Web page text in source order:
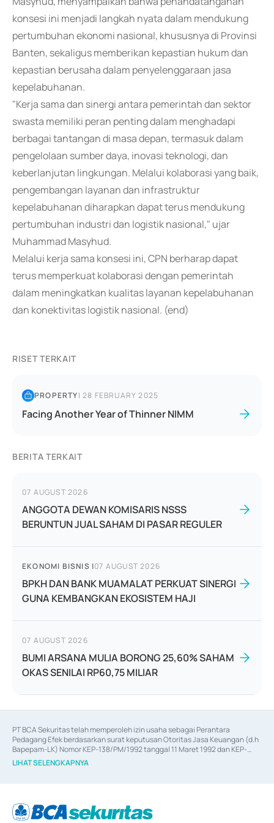
konsesi ini menjadi langkah nyata dalam mendukung
pertumbuhan ekonomi nasional, khususnya di Provinsi
Banten, sekaligus memberikan kepastian hukum dan
kepastian berusaha dalam penyelenggaraan jasa
kepelabuhanan.
"Kerja sama dan sinergi antara pemerintah dan sektor
swasta memiliki peran penting dalam menghadapi
berbagai tantangan di masa depan, termasuk dalam
pengelolaan sumber daya, inovasi teknologi, dan
keberlanjutan lingkungan. Melalui kolaborasi yang baik,
pengembangan layanan dan infrastruktur
kepelabuhanan diharapkan dapat terus mendukung
pertumbuhan industri dan logistik nasional," ujar
Muhammad Masyhud.
Melalui kerja sama konsesi ini, CPN berharap dapat
terus memperkuat kolaborasi dengan pemerintah
dalam meningkatkan kualitas layanan kepelabuhanan
dan konektivitas logistik nasional. (end)
RISET TERKAIT
PROPERTY|28 FEBRUARY 2025
Facing Another Year of Thinner NIMM
BERITA TERKAIT
07 AUGUST 2026
ANGGOTA DEWAN KOMISARIS NSSS
BERUNTUN JUAL SAHAM DI PASAR REGULER
EKONOMI BISNIS |07 AUGUST 2026
BPKH DAN BANK MUAMALAT PERKUAT SINERGI
GUNA KEMBANGKAN EKOSISTEM HAJI
07 AUGUST 2026
BUMI ARSANA MULIA BORONG 25,60% SAHAM
OKAS SENILAI RP60,75 MILIAR
PT BCA Sekuritas telah memperoleh izin usaha sebagai Perantara
Pedagang Efek berdasarkan surat keputusan Otoritas Jasa Keuangan (d.h
Bapepam-LK) Nomor KEP-138/PM/1992 tanggal 11 Maret 1992 dan KEP-
06/D.04/2014 tanggal 28 Februari 2014, izin usaha sebagai Penjamin Emisi
Efek berdasarkan surat keputusan Otoritas Jasa Keuangan Nomor KEP-
berdasarkan surat keputusan Otoritas Jasa Keuangan Nomor S-
67/PM.21/2017 tanggal 3 Februari 2017, dan beberapa izin usaha lainnya
LIHAT SELENGKAPNYA